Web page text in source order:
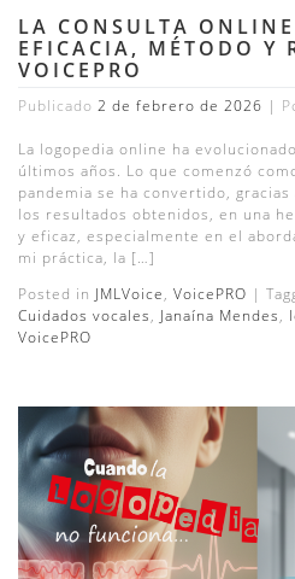
LA CONSULTA
EFICACIA, MÉTODO Y
VOICEPRO
Publicado 2 de febrero de 2026 |
La logopedia online ha
últimos años. Lo que comenzó
pandemia se ha convertido,
los resultados obtenidos, en una
y eficaz, especialmente en el
mi práctica, la […]
Posted in JMLVoice, VoicePRO |
Cuidados vocales, Janaína Mendes,
VoicePRO